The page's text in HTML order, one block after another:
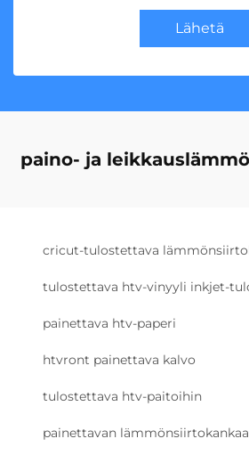
Lähetä
paino- ja
cricut-tulostettava
tulostettava htv-vinyyli inkjet-
painettava htv-paperi
htvront painettava kalvo
tulostettava htv-paitoihin
painettavan